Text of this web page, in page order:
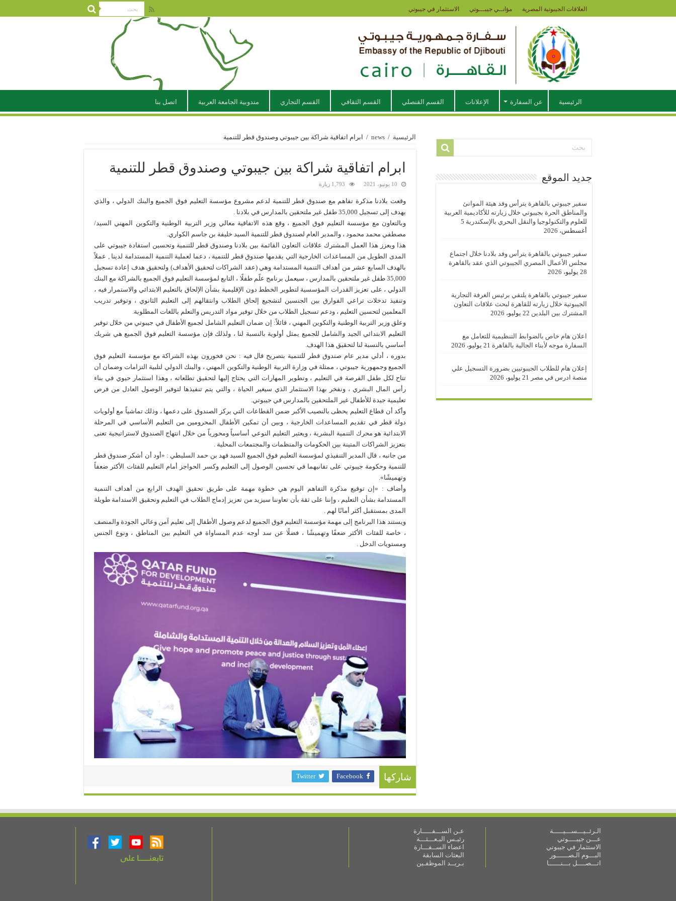
العلاقات الجيبوتية المصرية مؤانــي جيبـــوتي الاستثمار في جيبوتي
الرئيسية عن السفارة الإعلانات القسم القنصلي القسم الثقافي القسم التجاري مندوبية الجامعة العربية اتصل بنا
الرئيسية /
news
/ ابرام اتفاقية شراكة بين جيبوتي وصندوق قطر للتنمية
ابرام اتفاقية شراكة بين جيبوتي وصندوق قطر للتنمية
10 يونيو، 2021 1,793 زيارة
وقعت بلادنا مذكرة تفاهم مع صندوق قطر للتنمية لدعم مشروع مؤسسة التعليم فوق الجميع والبنك الدولي ، والذي
يهدف إلى تسجيل 35,000 طفل غير ملتحقين بالمدارس في بلادنا .
وبالتعاون مع مؤسسة التعليم فوق الجميع ، وقع هذه الاتفاقية معالي وزير التربية الوطنية والتكوين المهني السيد/
مصطفي محمد محمود ، والمدير العام لصندوق قطر للتنمية السيد خليفة بن جاسم الكواري.
هذا ويعزز هذا العمل المشترك علاقات التعاون القائمة بين بلادنا وصندوق قطر للتنمية وتحسين استفادة جيبوتي على
المدى الطويل من المساعدات الخارجية التي يقدمها صندوق قطر للتنمية ، دعما لعملية التنمية المستدامة لدينا , عملاً
بالهدف السابع عشر من أهداف التنمية المستدامة وهي (عقد الشراكات لتحقيق الأهداف) ولتحقيق هدف إعادة تسجيل
35,000 طفل غير ملتحقين بالمدارس ، سيعمل برنامج علًم طفلًا ، التابع لمؤسسة التعليم فوق الجميع بالشراكة مع البنك
الدولي ، على تعزيز القدرات المؤسسية لتطوير الخطط دون الإقليمية بشأن الإلحاق بالتعليم الابتدائي والاستمرار فيه ،
وتنفيذ تدخلات تراعي الفوارق بين الجنسين لتشجيع إلحاق الطلاب وانتقالهم إلى التعليم الثانوي ، وتوفير تدريب
المعلمين لتحسين التعليم ، ودعم تسجيل الطلاب من خلال توفير مواد التدريس والتعلم باللغات المطلوبة.
وعلق وزير التربية الوطنية والتكوين المهني ، قائلاً: إن ضمان التعليم الشامل لجميع الأطفال في جيبوتي من خلال توفير
التعليم الابتدائي الجيد والشامل للجميع يمثل أولوية بالنسبة لنا ، ولذلك فإن مؤسسة التعليم فوق الجميع هي شريك
أساسي بالنسبة لنا لتحقيق هذا الهدف.
بدوره ، أدلي مدير عام صندوق قطر للتنمية بتصريح قال فيه : نحن فخورون بهذه الشراكة مع مؤسسة التعليم فوق
الجميع وجمهورية جيبوتي ، ممثلة في وزارة التربية الوطنية والتكوين المهني ، والبنك الدولي لتلبية التزامات وضمان أن
تتاح لكل طفل الفرصة في التعليم ، وتطوير المهارات التي يحتاج إليها لتحقيق تطلعاته ، وهذا استثمار حيوي في بناء
رأس المال البشري ، ونفخر بهذا الاستثمار الذي سيغير الحياة ، والتي يتم تنفيذها لتوفير الوصول العادل من فرص
تعليمية جيدة للأطفال غير الملتحقين بالمدارس في جيبوتي.
وأكد أن قطاع التعليم يحظى بالنصيب الأكبر ضمن القطاعات التي يركز الصندوق على دعمها ، وذلك تماشياً مع أولويات
دولة قطر في تقديم المساعدات الخارجية ، وبين أن تمكين الأطفال المحرومين من التعليم الأساسي في المرحلة
الابتدائية هو محرك التنمية البشرية ، ويعتبر التعليم النوعي أساسياً ومحورياً من خلال انتهاج الصندوق لاستراتيجية تعنى
بتعزيز الشراكات المتينة بين الحكومات والمنظمات والمجتمعات المحلية .
من جانبه ، قال المدير التنفيذي لمؤسسة التعليم فوق الجميع السيد فهد بن حمد السليطي : «أود أن أشكر صندوق قطر
للتنمية وحكومة جيبوتي على تفانيهما في تحسين الوصول إلى التعليم وكسر الحواجز أمام التعليم للفئات الأكثر ضعفاً
وتهميشًا».
وأضاف : «إن توقيع مذكرة التفاهم اليوم هي خطوة مهمة على طريق تحقيق الهدف الرابع من أهداف التنمية
المستدامة بشأن التعليم ، وإننا على ثقة بأن تعاوننا سيزيد من تعزيز إدماج الطلاب في التعليم وتحقيق الاستدامة طويلة
المدى بمستقبل أكثر أمانًا لهم .
ويستند هذا البرنامج إلى مهمة مؤسسة التعليم فوق الجميع لدعم وصول الأطفال إلى تعليم آمن وعالي الجودة والمنصف
، خاصة للفئات الأكثر ضعفًا وتهميشًا ، فضلًا عن سد أوجه عدم المساواة في التعليم بين المناطق ، ونوع الجنس
ومستويات الدخل .
شاركها Facebook
Twitter
جديد الموقع
سفير جيبوتي بالقاهرة يترأس وفد هيئة الموانئ
والمناطق الحرة بجيبوتي خلال زيارته للأكاديمية العربية
للعلوم والتكنولوجيا والنقل البحري بالإسكندرية 5
أغسطس، 2026
سفير جيبوتي بالقاهرة يترأس وفد بلادنا خلال اجتماع
مجلس الأعمال المصري الجيبوتي الذي عقد بالقاهرة
28 يوليو، 2026
سفير جيبوتي بالقاهرة يلتقي برئيس الغرفة التجارية
الجيبوتية خلال زيارته للقاهرة لبحث علاقات التعاون
المشترك بين البلدين 22 يوليو، 2026
اعلان هام خاص بالضوابط التنظيمية للتعامل مع
السفارة موجه لأبناء الجالية بالقاهرة 21 يوليو، 2026
إعلان هام للطلاب الجيبوتيين بضرورة التسجيل علي
منصة ادرس في مصر
21 يوليو، 2026
الـرئــيـــســـيـــــة
عـــن جيبــــوتي
الاستثمار في جيبوتي
البـــوم الـصــــــور
اتـــصــــل بـــنــــــا
عـن الســـفـــــارة
رئيـس البـعـــثـــة
اعضاء الســفـــارة
البعثات السابقة
بـريــد الموظفـين